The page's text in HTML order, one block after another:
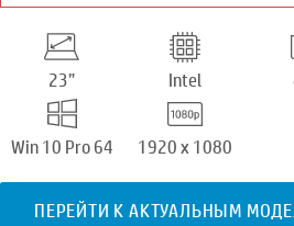
23” Intel
Win 10 Pro 64 1920 x 1080
ПЕРЕЙТИ К АКТУАЛЬНЫМ